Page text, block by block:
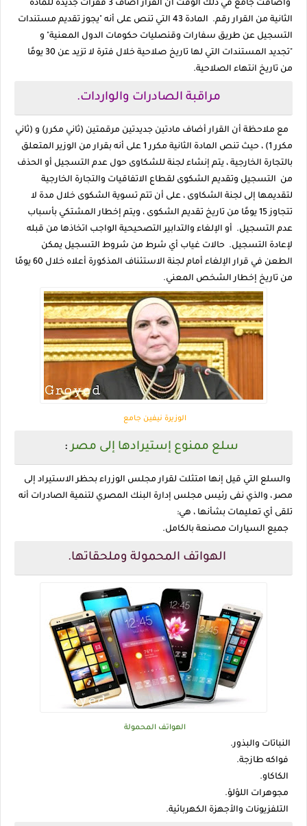
وأضافت جامع في ذلك الوقت أن القرار أضاف 3 فقرات جديدة للمادة
الثانية من القرار رقم. المادة 43 التي تنص على أنه "يجوز تقديم مستندات
التسجيل عن طريق سفارات وقنصليات حكومات الدول المعنية" و
"تجديد المستندات التي لها تاريخ صلاحية خلال فترة لا تزيد عن 30 يومًا
من تاريخ انتهاء الصلاحية.
مراقبة الصادرات والواردات.
مع ملاحظة أن القرار أضاف مادتين جديدتين مرقمتين (ثاني مكرر) و (ثاني
مكرر 1) ، حيث تنص المادة الثانية مكرر 1 على أنه بقرار من الوزير المتعلق
بالتجارة الخارجية ، يتم إنشاء لجنة للشكاوى حول عدم التسجيل أو الحذف
من التسجيل وتقديم الشكوى لقطاع الاتفاقيات والتجارة الخارجية
لتقديمها إلى لجنة الشكاوى ، على أن تتم تسوية الشكوى خلال مدة لا
تتجاوز 15 يومًا من تاريخ تقديم الشكوى ، ويتم إخطار المشتكي بأسباب
عدم التسجيل. أو الإلغاء والتدابير التصحيحية الواجب اتخاذها من قبله
لإعادة التسجيل. حالات غياب أي شرط من شروط التسجيل يمكن
الطعن في قرار الإلغاء أمام لجنة الاستئناف المذكورة أعلاه خلال 60 يومًا
من تاريخ إخطار الشخص المعني.
الوزيرة نيفين جامع
سلع ممنوع إستيرادها إلى مصر:
والسلع التي قيل إنها امتثلت لقرار مجلس الوزراء بحظر الاستيراد إلى
مصر ، والذي نفى رئيس مجلس إدارة البنك المصري لتنمية الصادرات أنه
تلقى أي تعليمات بشأنها ، هي:
جميع السيارات مصنعة بالكامل.
الهواتف المحمولة وملحقاتها.
الهواتف المحمولة
النباتات والبذور.
فواكه طازجة.
الكاكاو.
مجوهرات اللؤلؤ.
التلفزيونات والأجهزة الكهربائية.